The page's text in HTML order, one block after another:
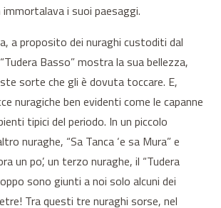
immortalava i suoi paesaggi.
a proposito dei nuraghi custoditi dal
Basso” mostra la sua bellezza,
sorte che gli è dovuta toccare. E,
nuragiche ben evidenti come le capanne
tipici del periodo. In un piccolo
nuraghe, “Sa Tanca ‘e sa Mura” e
un po’, un terzo nuraghe, il “Tudera
sono giunti a noi solo alcuni dei
Tra questi tre nuraghi sorse, nel